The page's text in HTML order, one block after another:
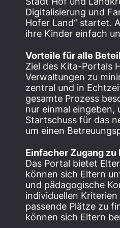
Digitalisierung und
Hofer Land“ startet.
ihre Kinder einfach
Vorteile für alle
Ziel des Kita-Portals
Verwaltungen zu
zentral und in
gesamte Prozess
nur einmal
Startschuss für das
um einen
Einfacher Zugang
Das Portal bietet
können sich Eltern
und pädagogische
individuellen
passende Plätze zu
können sich Eltern